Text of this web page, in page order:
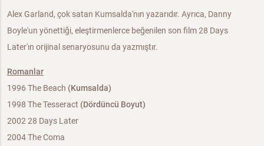
Alex Garland, çok satan Kumsalda'nın yazarıdır. Ayrıca, Danny
Boyle'un yönettiği, eleştirmenlerce beğenilen son film 28 Days
Later'ın orijinal senaryosunu da yazmıştır.
Romanlar
1996 The Beach (Kumsalda)
1998 The Tesseract (Dördüncü Boyut)
2002 28 Days Later
2004 The Coma